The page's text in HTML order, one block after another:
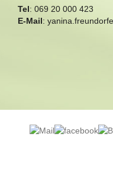
Tel: 069 20 000 423
E-Mail: